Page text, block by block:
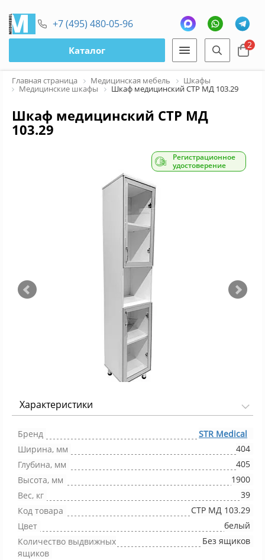
+7 (495) 480-05-96
Каталог 2
Главная страница Медицинская мебель Шкафы
Медицинские шкафы Шкаф медицинский СТР МД 103.29
Шкаф медицинский СТР МД
103.29
Регистрационное
удостоверение
Характеристики
Бренд
STR Medical
Ширина, мм
404
Глубина, мм
405
Высота, мм
1900
Вес, кг
39
Код товара
СТР МД 103.29
Цвет
белый
Количество выдвижных
ящиков
Без ящиков